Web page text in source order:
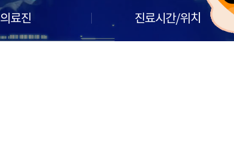
의료진 진료시간/위치